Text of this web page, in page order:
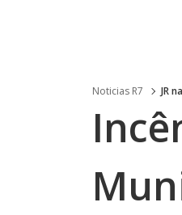
Noticias R7 JR